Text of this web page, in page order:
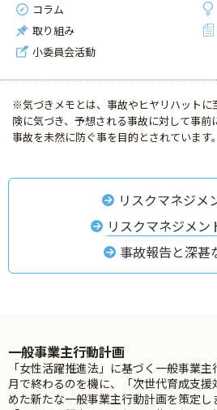
コラム
取り組み
小委員会活動
※気づきメモとは、事故やヒヤリハットに
険に気づき、予想される事故に対して事前
事故を未然に防ぐ事を目的とされています。
リスクマネジメ
リスクマネジメン
事故報告と深甚
一般事業主行動計画
「女性活躍推進法」に基づく一般事業
月で終わるのを機に、「次世代育成支
めた新たな一般事業主行動計画を策定し